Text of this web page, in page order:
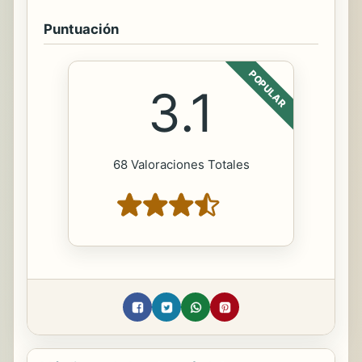
Puntuación
POPULAR
3.1
68 Valoraciones Totales